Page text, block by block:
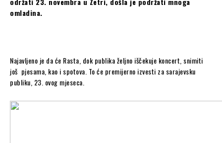
omladina.
Najavljeno je da će Rasta, dok publika željno iščekuje koncert, snimiti
još pjesama, kao i spotova. To će premijerno izvesti za sarajevsku
publiku, 23. ovog mjeseca.